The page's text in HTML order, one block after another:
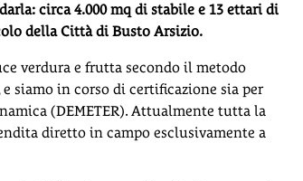
circa 4.000 mq di stabile e 13 ettari di
della Città di Busto Arsizio.
verdura e frutta secondo il metodo
siamo in corso di certificazione sia per
(DEMETER). Attualmente tutta la
diretto in campo esclusivamente a